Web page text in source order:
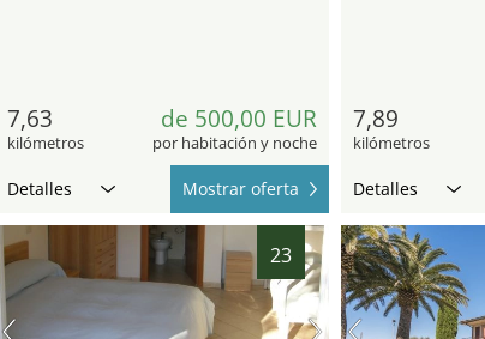
7,63
kilómetros
de 500,00 EUR
por habitación y noche
Detalles Mostrar oferta
7,89
kilómetros
Detalles
23